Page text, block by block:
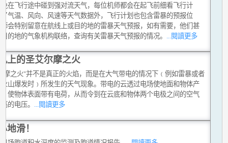
在飞行途中碰到强对流天气，每位机师都会在起飞前细看飞行计
气温、风向、风速等天气数据外，飞行计划也包含雷暴的预报位
会特别留意在航线上或目的地的雷暴天气预报，如有需要，他们甚
的地的气象机构联络，查询有关雷暴天气预报的情况。
...閱讀更多
上的圣艾尔摩之火
摩之火"并不是真正的火焰，而是在大气带电的情况下﹙例如雷暴或者
山爆发时﹚所发生的天气现象。带电的云透过电场使地面和物体产
使物体表面带有电荷，从而令到在云底和物体两个电极之间的空气
的电压。 ...閱讀更多
地滑！